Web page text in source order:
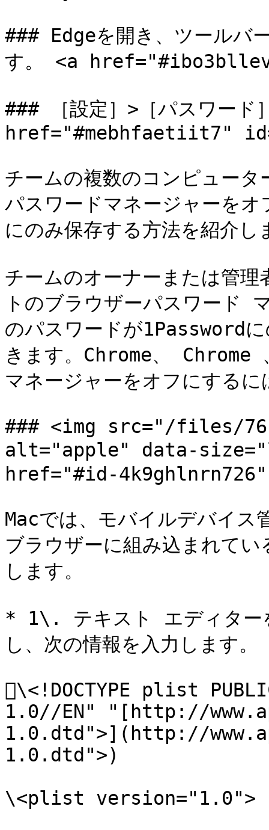
### Edgeを開き、ツールバ
す。 <a
### ［設定］>［パスワード
href="#mebhfaetiit7"
チームの複数のコンピュー
パスワードマネージャーを
にのみ保存する方法を紹介し
チームのオーナーまたは管
トのブラウザーパスワード
のパスワードが1Password
きます。Chrome、 Chrome
マネージャーをオフにする
### <img src="/files/
alt="apple" data-
href="#id-
Macでは、モバイルデバイス
ブラウザーに組み込まれて
します。
* 1\. テキスト エディター
し、次の情報を入力します。
\<!DOCTYPE plist
1.0//EN" "[http://
1.0.dtd">](http://
1.0.dtd">)
\<plist version="1.0">